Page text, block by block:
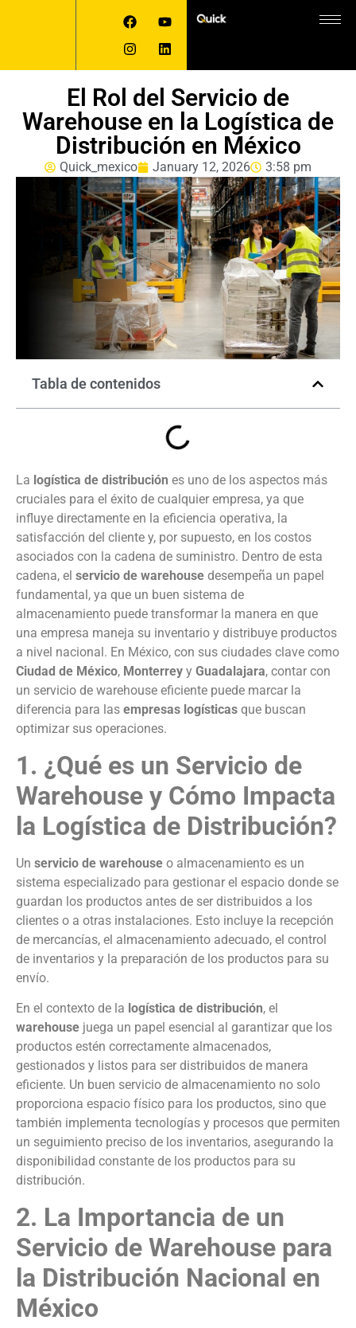
El Rol del Servicio de
Warehouse en la Logística de
Distribución en México
Quick_mexico January 12, 2026 3:58 pm
Tabla de contenidos
La logística de distribución es uno de los aspectos más
cruciales para el éxito de cualquier empresa, ya que
influye directamente en la eficiencia operativa, la
satisfacción del cliente y, por supuesto, en los costos
asociados con la cadena de suministro. Dentro de esta
cadena, el servicio de warehouse desempeña un papel
fundamental, ya que un buen sistema de
almacenamiento puede transformar la manera en que
una empresa maneja su inventario y distribuye productos
a nivel nacional. En México, con sus ciudades clave como
Ciudad de México, Monterrey y Guadalajara, contar con
un servicio de warehouse eficiente puede marcar la
diferencia para las empresas logísticas que buscan
optimizar sus operaciones.
1. ¿Qué es un Servicio de
Warehouse y Cómo Impacta
la Logística de Distribución?
Un servicio de warehouse o almacenamiento es un
sistema especializado para gestionar el espacio donde se
guardan los productos antes de ser distribuidos a los
clientes o a otras instalaciones. Esto incluye la recepción
de mercancías, el almacenamiento adecuado, el control
de inventarios y la preparación de los productos para su
envío.
En el contexto de la logística de distribución, el
warehouse juega un papel esencial al garantizar que los
productos estén correctamente almacenados,
gestionados y listos para ser distribuidos de manera
eficiente. Un buen servicio de almacenamiento no solo
proporciona espacio físico para los productos, sino que
también implementa tecnologías y procesos que permiten
un seguimiento preciso de los inventarios, asegurando la
disponibilidad constante de los productos para su
distribución.
2. La Importancia de un
Servicio de Warehouse para
la Distribución Nacional en
México